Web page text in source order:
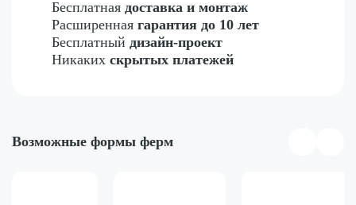
Бесплатная доставка и монтаж
Расширенная гарантия до 10 лет
Бесплатный дизайн-проект
Никаких скрытых платежей
Возможные формы ферм